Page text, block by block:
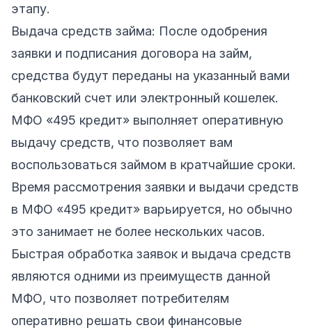
этапу.
Выдача средств займа: После одобрения
заявки и подписания договора на займ,
средства будут переданы на указанный вами
банковский счет или электронный кошелек.
МФО «495 кредит» выполняет оперативную
выдачу средств, что позволяет вам
воспользоваться займом в кратчайшие сроки.
Время рассмотрения заявки и выдачи средств
в МФО «495 кредит» варьируется, но обычно
это занимает не более нескольких часов.
Быстрая обработка заявок и выдача средств
являются одними из преимуществ данной
МФО, что позволяет потребителям
оперативно решать свои финансовые